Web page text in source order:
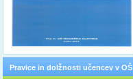
Pravice in dolžnosti učencev v OŠ